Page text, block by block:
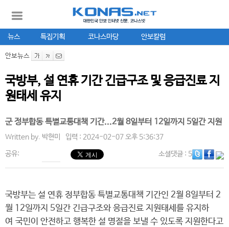
뉴스 특집기획 코나스마당 안보칼럼
안보뉴스
국방부, 설 연휴 기간 긴급구조 및 응급진료 지
원태세 유지
군 정부합동 특별교통대책 기간...2월 8일부터 12일까지 5일간 지원
Written by. 박현미 입력 : 2024-02-07 오후 5:36:37
공유: 소셜댓글: 5
국방부는 설 연휴 정부합동 특별교통대책 기간인 2월 8일부터 2
월 12일까지 5일간 긴급구조와 응급진료 지원태세를 유지하
여 국민이 안전하고 행복한 설 명절을 보낼 수 있도록 지원한다고